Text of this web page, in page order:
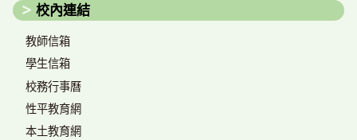
校內連結
教師信箱
學生信箱
校務行事曆
性平教育網
本土教育網